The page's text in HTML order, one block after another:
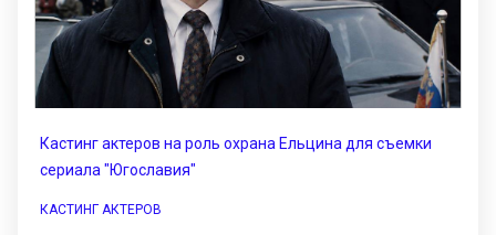
Кастинг актеров на роль охрана Ельцина для съемки
сериала "Югославия"
КАСТИНГ АКТЕРОВ